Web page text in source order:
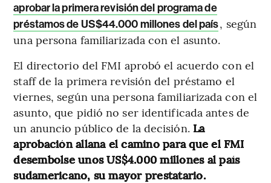
aprobar la primera revisión del programa de
préstamos de US$44.000 millones del país, según
una persona familiarizada con el asunto.
El directorio del FMI aprobó el acuerdo con el
staff de la primera revisión del préstamo el
viernes, según una persona familiarizada con el
asunto, que pidió no ser identificada antes de
un anuncio público de la decisión. La
aprobación allana el camino para que el FMI
desembolse unos US$4.000 millones al país
sudamericano, su mayor prestatario.